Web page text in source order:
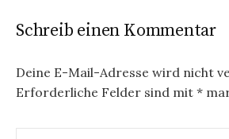
Schreib einen Kommentar
Deine E-Mail-Adresse wird nicht
Erforderliche Felder sind mit *